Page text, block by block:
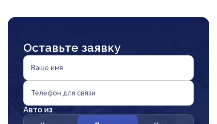
Оставьте заявку
Ваше имя
Телефон для связи
Авто из